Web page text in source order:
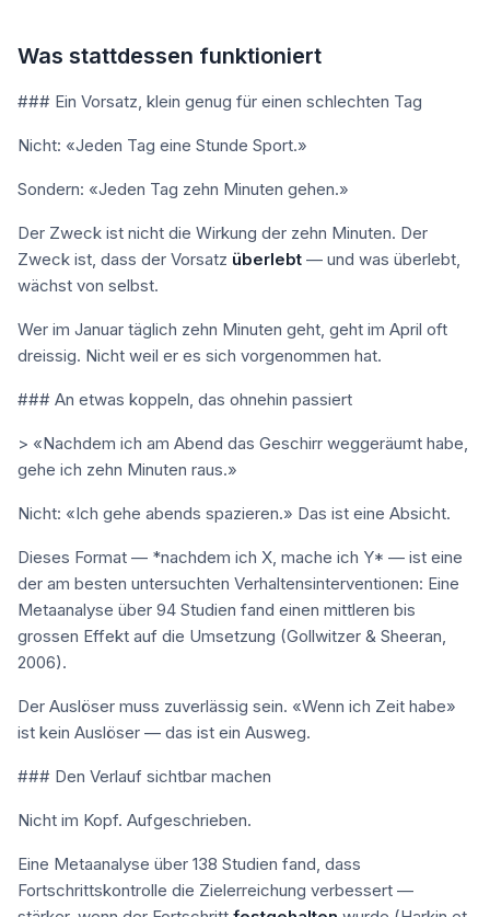
Was stattdessen funktioniert
### Ein Vorsatz, klein genug für einen schlechten Tag
Nicht: «Jeden Tag eine Stunde Sport.»
Sondern: «Jeden Tag zehn Minuten gehen.»
Der Zweck ist nicht die Wirkung der zehn Minuten. Der
Zweck ist, dass der Vorsatz überlebt — und was überlebt,
wächst von selbst.
Wer im Januar täglich zehn Minuten geht, geht im April oft
dreissig. Nicht weil er es sich vorgenommen hat.
### An etwas koppeln, das ohnehin passiert
> «Nachdem ich am Abend das Geschirr weggeräumt habe,
gehe ich zehn Minuten raus.»
Nicht: «Ich gehe abends spazieren.» Das ist eine Absicht.
Dieses Format — *nachdem ich X, mache ich Y* — ist eine
der am besten untersuchten Verhaltensinterventionen: Eine
Metaanalyse über 94 Studien fand einen mittleren bis
grossen Effekt auf die Umsetzung (Gollwitzer & Sheeran,
2006).
Der Auslöser muss zuverlässig sein. «Wenn ich Zeit habe»
ist kein Auslöser — das ist ein Ausweg.
### Den Verlauf sichtbar machen
Nicht im Kopf. Aufgeschrieben.
Eine Metaanalyse über 138 Studien fand, dass
Fortschrittskontrolle die Zielerreichung verbessert —